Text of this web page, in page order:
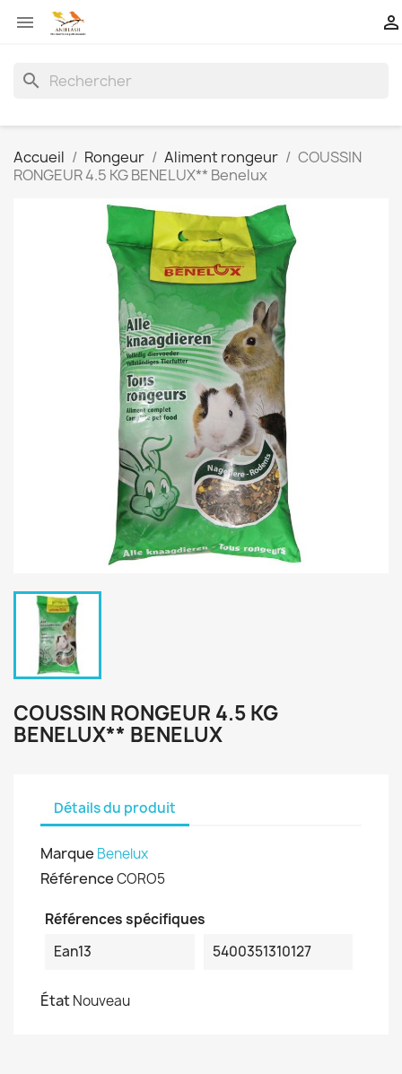
 
search
Accueil Rongeur Aliment rongeur
COUSSIN
RONGEUR 4.5 KG BENELUX** Benelux
COUSSIN RONGEUR 4.5 KG
BENELUX** BENELUX
Détails du produit
Marque Benelux
RéférenceCORO5
Références spécifiques
Ean13
5400351310127
ÉtatNouveau